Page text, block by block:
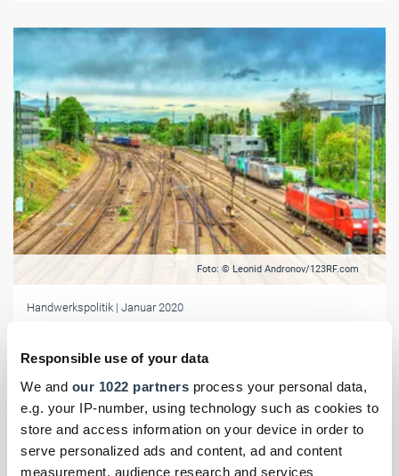
Responsible use of your data
We and our 1022 partners process your personal data,
e.g. your IP-number, using technology such as cookies to
store and access information on your device in order to
serve personalized ads and content, ad and content
measurement, audience research and services
Foto: © Leonid Andronov/123RF.com
Handwerkspolitik | Januar 2020
Bund und Bahn haben sich auf einen Finanzierungsplan für die
Kapazitäten aufbauen, um die Bauaufgaben in Angriff zu nehmen.